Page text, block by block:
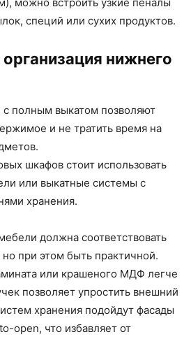
специй или сухих продуктов.
нижнего
полным выкатом позволяют
и не тратить время на
шкафов стоит использовать
или выкатные системы с
хранения.
должна соответствовать
при этом быть практичной.
или крашеного МДФ легче
позволяет упростить внешний
хранения подойдут фасады
open, что избавляет от